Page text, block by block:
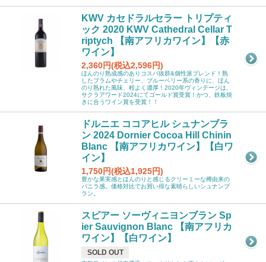
KWV カセドラルセラー トリプティ
ック 2020 KWV Cathedral Cellar T
riptych 【南アフリカワイン】【赤
ワイン】
2,360円(税込2,596円)
ほんのり熟成感のありコスパ抜群&個性派ブレンド！熟
したプラムやチェリー、ブルーベリー系の香りに、ほん
のり熟れた風味、程よく濃厚！2020年ヴィンテージは、
サクラアワード2024にてゴールド賞受賞！かつ、鉄板焼
きに合うワイン賞を受賞！！
ドルニエ ココアヒル シュナンブラ
ン 2024 Dornier Cocoa Hill Chinin
Blanc 【南アフリカワイン】【白ワ
イン】
1,750円(税込1,925円)
豊かな果実感とほんのりと感じるクリーミーな樽由来の
バニラ感。価格対比でお買い得な素晴らしいシュナンブ
ラン。
スピアー ソーヴィニヨンブラン Sp
ier Sauvignon Blanc 【南アフリカ
ワイン】【白ワイン】
SOLD OUT